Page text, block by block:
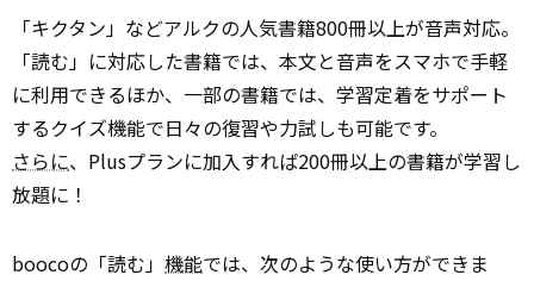
「キクタン」などアルクの人気書籍800冊以上が音声対応。
「読む」に対応した書籍では、本文と音声をスマホで手軽
に利用できるほか、一部の書籍では、学習定着をサポート
するクイズ機能で日々の復習や力試しも可能です。
さらに、Plusプランに加入すれば200冊以上の書籍が学習し
放題に！
boocoの「読む」 機能では、次のような使い方ができま